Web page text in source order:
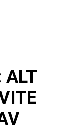
ALT